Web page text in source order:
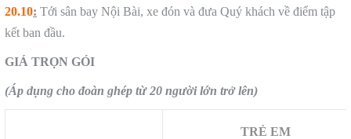
20.10: Tới sân bay Nội Bài, xe đón và đưa Quý khách về điểm tập
kết ban đầu.
GIÁ TRỌN GÓI
(Áp dụng cho đoàn ghép từ 20 người lớn trở lên)
TRẺ EM